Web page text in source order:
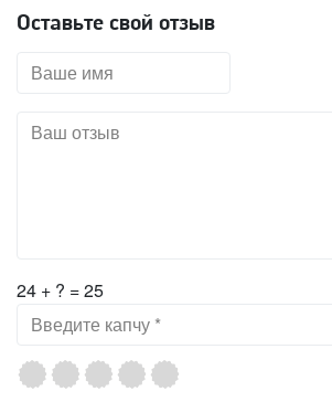
Оставьте свой отзыв
24 + ? = 25